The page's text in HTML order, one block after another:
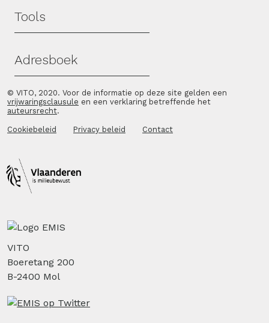
Tools
Adresboek
© VITO, 2020. Voor de informatie op deze site gelden een
vrijwaringsclausule en een verklaring betreffende het
auteursrecht.
Cookiebeleid Privacy beleid Contact
VITO
Boeretang 200
B-2400 Mol